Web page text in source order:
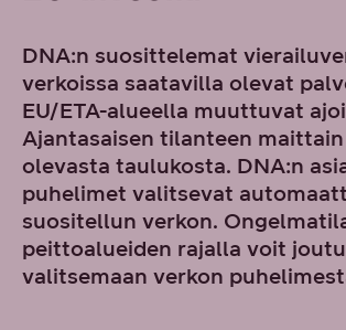
DNA:n suosittelemat
verkoissa saatavilla olevat
EU/ETA-alueella muuttuvat
Ajantasaisen tilanteen
olevasta taulukosta. DNA:n
puhelimet valitsevat
suositellun verkon.
peittoalueiden rajalla voit
valitsemaan verkon